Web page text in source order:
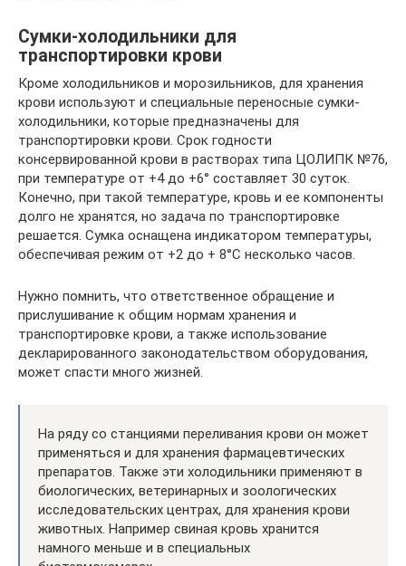
Сумки-холодильники для
транспортировки крови
Кроме холодильников и морозильников, для хранения
крови используют и специальные переносные сумки-
холодильники, которые предназначены для
транспортировки крови. Срок годности
консервированной крови в растворах типа ЦОЛИПК №76,
при температуре от +4 до +6° составляет 30 суток.
Конечно, при такой температуре, кровь и ее компоненты
долго не хранятся, но задача по транспортировке
решается. Сумка оснащена индикатором температуры,
обеспечивая режим от +2 до + 8°С несколько часов.
Нужно помнить, что ответственное обращение и
прислушивание к общим нормам хранения и
транспортировке крови, а также использование
декларированного законодательством оборудования,
может спасти много жизней.
На ряду со станциями переливания крови он может
применяться и для хранения фармацевтических
препаратов. Также эти холодильники применяют в
биологических, ветеринарных и зоологических
исследовательских центрах, для хранения крови
животных. Например свиная кровь хранится
намного меньше и в специальных